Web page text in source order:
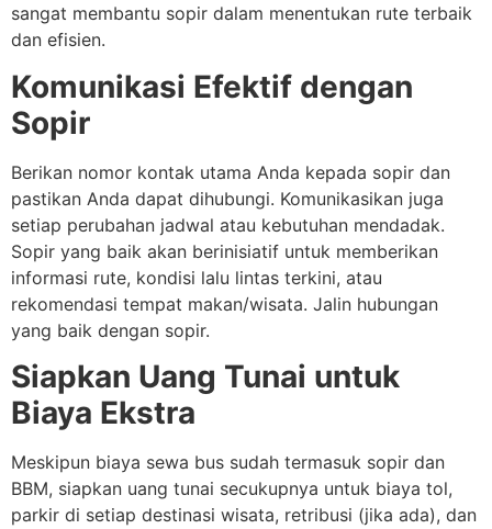
sangat membantu sopir dalam menentukan rute terbaik
dan efisien.
Komunikasi Efektif dengan
Sopir
Berikan nomor kontak utama Anda kepada sopir dan
pastikan Anda dapat dihubungi. Komunikasikan juga
setiap perubahan jadwal atau kebutuhan mendadak.
Sopir yang baik akan berinisiatif untuk memberikan
informasi rute, kondisi lalu lintas terkini, atau
rekomendasi tempat makan/wisata. Jalin hubungan
yang baik dengan sopir.
Siapkan Uang Tunai untuk
Biaya Ekstra
Meskipun biaya sewa bus sudah termasuk sopir dan
BBM, siapkan uang tunai secukupnya untuk biaya tol,
parkir di setiap destinasi wisata, retribusi (jika ada), dan